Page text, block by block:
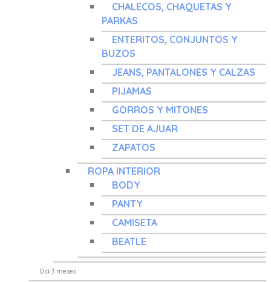
CHALECOS, CHAQUETAS Y
PARKAS
ENTERITOS, CONJUNTOS Y
BUZOS
JEANS, PANTALONES Y CALZAS
PIJAMAS
GORROS Y MITONES
SET DE AJUAR
ZAPATOS
ROPA INTERIOR
BODY
PANTY
CAMISETA
BEATLE